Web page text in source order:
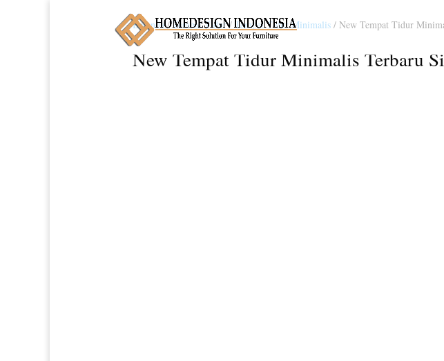
Beranda/Tempat Tidur/Tempat Tidur Minimalis / New Tempat Tidur
New Tempat Tidur Minimalis Terbaru